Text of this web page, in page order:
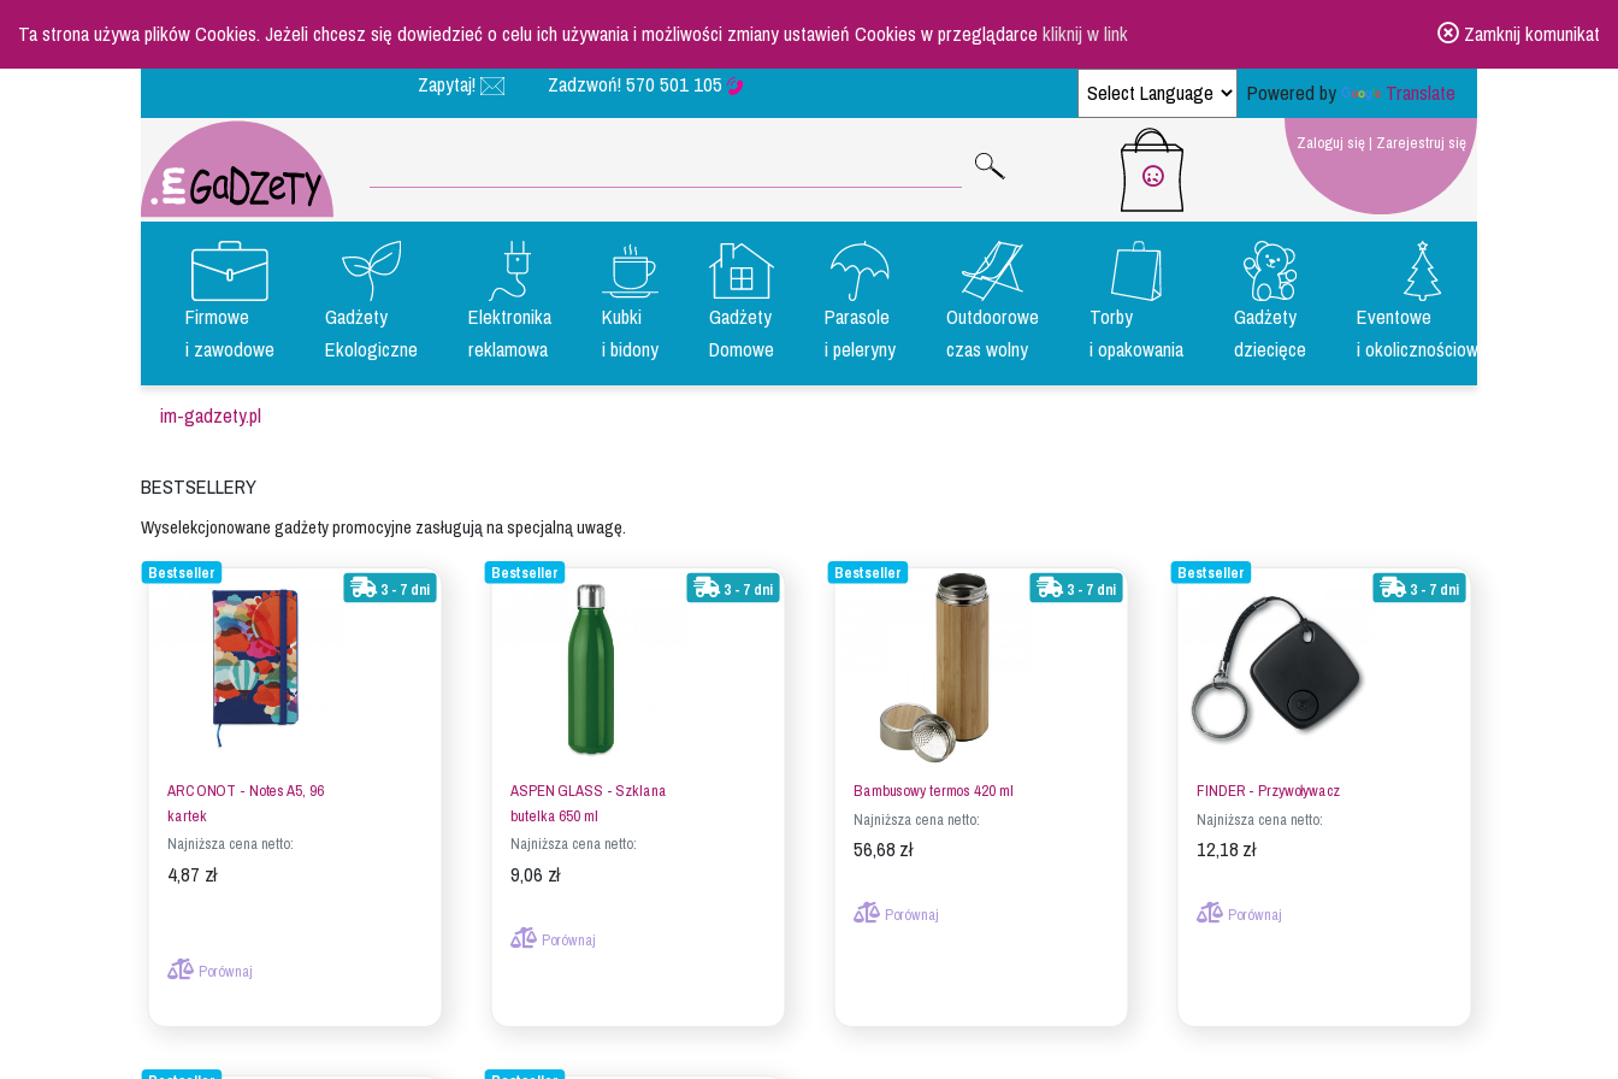
Ta strona używa plików Cookies. Jeżeli chcesz się dowiedzieć o celu ich używania i możliwości zmiany ustawień Cookies w przeglądarcekliknij w link
Zamknij komunikat
Zapytaj!
Zadzwoń!570 501 105 Powered by Translate
Zaloguj się| Zarejestruj się
Firmowe
i zawodowe
Gadżety
Ekologiczne
Elektronika
reklamowa
Kubki
i bidony
Gadżety
Domowe
Parasole
i peleryny
Outdoorowe
czas wolny
Torby
i opakowania
Gadżety
dziecięce
Eventowe
i okolicznościowe
im-gadzety.pl
bestsellery
Wyselekcjonowane gadżety promocyjne zasługują na specjalną uwagę.
3 - 7 dni
Bestseller
ARCONOT - Notes A5, 96
kartek
Najniższa cena netto:
4,87 zł
Porównaj
3 - 7 dni
Bestseller
ASPEN GLASS - Szklana
butelka 650 ml
Najniższa cena netto:
9,06 zł
Porównaj
3 - 7 dni
Bestseller
Bambusowy termos 420 ml
Najniższa cena netto:
56,68 zł
Porównaj
3 - 7 dni
Bestseller
FINDER - Przywoływacz
Najniższa cena netto:
12,18 zł
Porównaj